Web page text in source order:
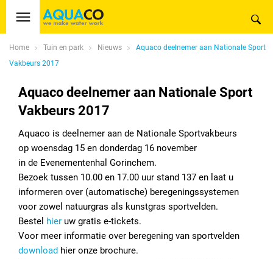
Home Tuin en park Nieuws
Aquaco deelnemer aan Nationale Sport
Vakbeurs 2017
Aquaco deelnemer aan Nationale Sport
Vakbeurs 2017
Aquaco is deelnemer aan de Nationale Sportvakbeurs
op woensdag 15 en donderdag 16 november
in de Evenementenhal Gorinchem.
Bezoek tussen 10.00 en 17.00 uur stand 137 en laat u
informeren over (automatische) beregeningssystemen
voor zowel natuurgras als kunstgras sportvelden.
Bestel hier uw gratis e-tickets.
Voor meer informatie over beregening van sportvelden
download hier onze brochure.